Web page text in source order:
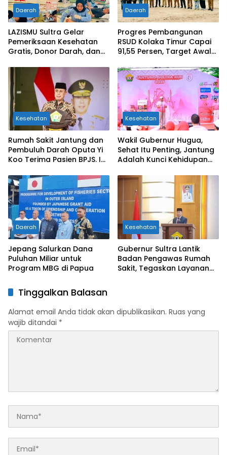
Daerah
LAZISMU Sultra Gelar
Pemeriksaan Kesehatan
Gratis, Donor Darah, dan
Jiwa Bersama Berbagai
Mitra Strategis
Daerah
Progres Pembangunan
RSUD Kolaka Timur Capai
91,55 Persen, Target Awal
Kesehatan
Rumah Sakit Jantung dan
Pembuluh Darah Oputa Yi
Koo Terima Pasien BPJS. Ini
Kesehatan
Wakil Gubernur Hugua,
Sehat Itu Penting, Jantung
Adalah Kunci Kehidupan
Daerah
Jepang Salurkan Dana
Puluhan Miliar untuk
Program MBG di Papua
Kesehatan
Gubernur Sultra Lantik
Badan Pengawas Rumah
Sakit, Tegaskan Layanan
Tinggalkan Balasan
Alamat email Anda tidak akan dipublikasikan. Ruas yang
wajib ditandai *